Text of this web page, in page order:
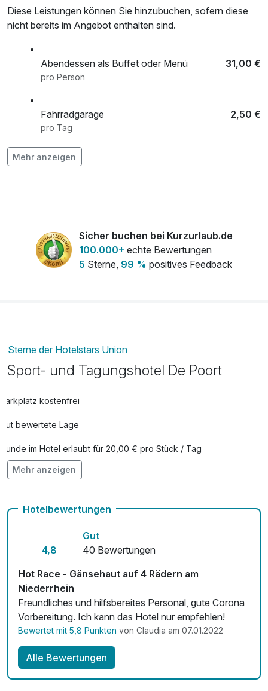
Diese Leistungen können Sie hinzubuchen, sofern diese
nicht bereits im Angebot enthalten sind.
Abendessen als Buffet oder Menü 31,00 €
pro Person
Fahrradgarage 2,50 €
pro Tag
Fahrradverleih
pro Tag
Golf Greenfee - Bleijenbeek (NL)
Wochenende
86,00 €
pro Aufenthalt
Golf Greenfee - Inernational-Gof-Club
pro Aufenthalt
Golf Greenfee - Land-Golf-Club Schloß
Moyland (D) - Wochenende
pro Aufenthalt
Moyland - Wochentags
pro Stunde (1 Stunde/n)
Lunchpaket
pro Stück
Obstkorb
pro Zimmer
Mehr anzeigen
Sicher buchen bei Kurzurlaub.de
100.000+ echte Bewertungen
5 Sterne, 99 % positives Feedback
Sterne der Hotelstars Union
Sport- und Tagungshotel De Poort
Parkplatz kostenfrei
Gut bewertete Lage
Hunde im Hotel erlaubt für 20,00 € pro Stück / Tag
Auch vegetarische Speisen
Kostenloses W-LAN
Zimmerservice verfügbar
Mit Hotelbar
Mehr anzeigen
Hotelbewertungen
4,8
Gut
40 Bewertungen
Hot Race - Gänsehaut auf 4 Rädern am
Niederrhein
Freundliches und hilfsbereites Personal, gute Corona
Vorbereitung. Ich kann das Hotel nur empfehlen!
Bewertet mit 5,8 Punkten von Claudia am 07.01.2022
Alle Bewertungen